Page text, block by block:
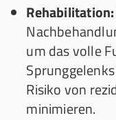
Rehabilitation:
um das volle
Risiko von
minimieren.